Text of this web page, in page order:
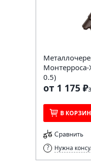
Монтерроса-
0.5)
от 1 175 ₽
В
Сравнить
Нужна